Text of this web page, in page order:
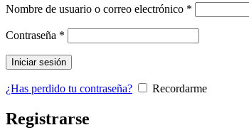
Nombre de usuario o correo electrónico *
Contraseña *
Iniciar sesión
¿Has perdido tu contraseña? Recordarme
Registrarse